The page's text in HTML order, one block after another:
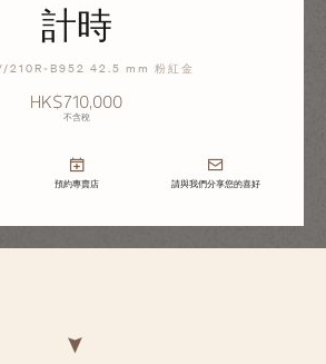
計時
210R-B952 42.5 mm 粉紅金
HK$710,000
不含稅
預約專賣店 請與我們分享您的喜好